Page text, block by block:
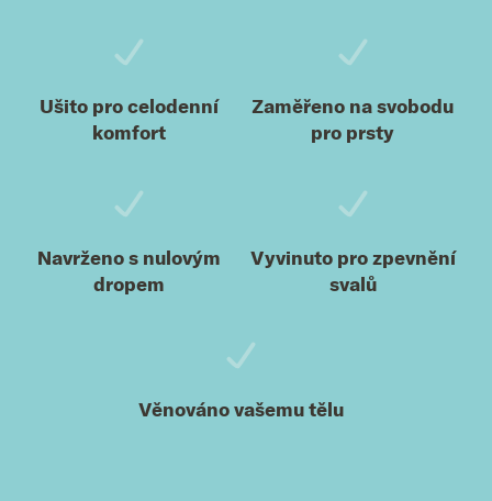
Ušito pro celodenní
komfort
Zaměřeno na svobodu
pro prsty
Navrženo s nulovým
dropem
Vyvinuto pro zpevnění
svalů
Věnováno vašemu tělu